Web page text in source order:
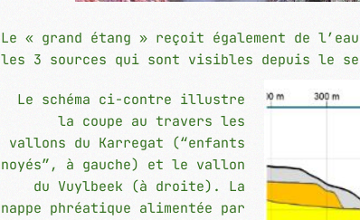
Le « grand étang » reçoit également de
les 3 sources qui sont visibles depuis le
Le schéma ci-contre illustre
la coupe au travers les
vallons du Karregat (“enfants
noyés”, à gauche) et le vallon
du Vuylbeek (à droite). La
nappe phréatique alimentée par